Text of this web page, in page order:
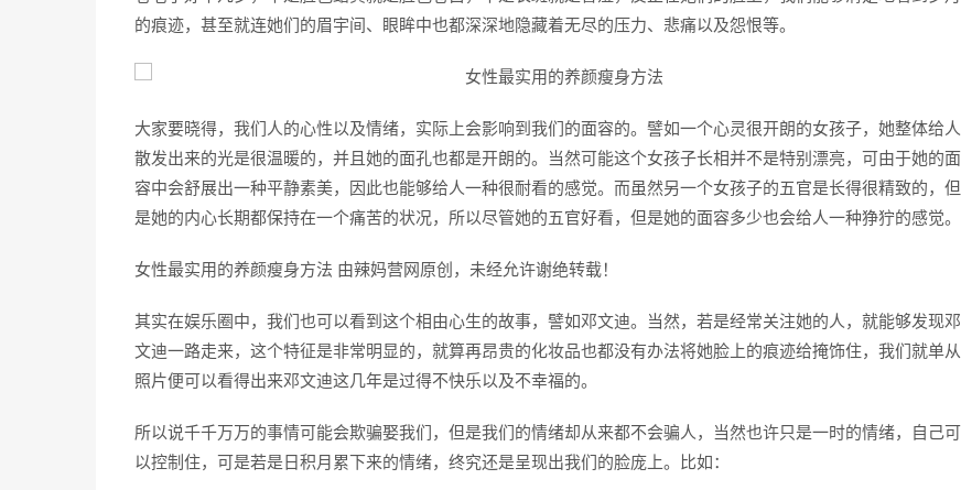
的痕迹，甚至就连她们的眉宇间、眼眸中也都深深地隐藏着无尽的压力、悲痛以及怨恨等。
大家要晓得，我们人的心性以及情绪，实际上会影响到我们的面容的。譬如一个心灵很开朗的女孩子，她整体给人
散发出来的光是很温暖的，并且她的面孔也都是开朗的。当然可能这个女孩子长相并不是特别漂亮，可由于她的面
容中会舒展出一种平静素美，因此也能够给人一种很耐看的感觉。而虽然另一个女孩子的五官是长得很精致的，但
是她的内心长期都保持在一个痛苦的状况，所以尽管她的五官好看，但是她的面容多少也会给人一种狰狞的感觉。
女性最实用的养颜瘦身方法 由辣妈营网原创，未经允许谢绝转载！
其实在娱乐圈中，我们也可以看到这个相由心生的故事，譬如邓文迪。当然，若是经常关注她的人，就能够发现邓
文迪一路走来，这个特征是非常明显的，就算再昂贵的化妆品也都没有办法将她脸上的痕迹给掩饰住，我们就单从
照片便可以看得出来邓文迪这几年是过得不快乐以及不幸福的。
所以说千千万万的事情可能会欺骗娶我们，但是我们的情绪却从来都不会骗人，当然也许只是一时的情绪，自己可
以控制住，可是若是日积月累下来的情绪，终究还是呈现出我们的脸庞上。比如：